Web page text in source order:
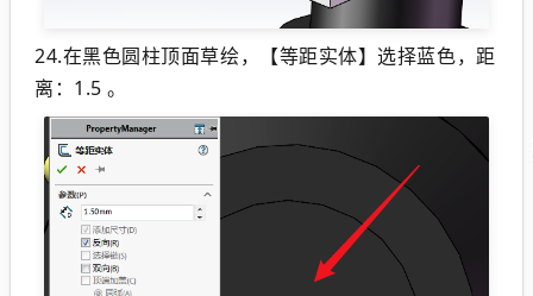
24.在黑色圆柱顶面草绘，【等距实体】选择蓝色，距
离：1.5 。